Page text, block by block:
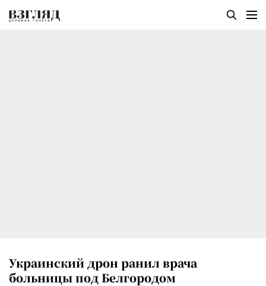
Украинский дрон ранил врача
больницы под Белгородом